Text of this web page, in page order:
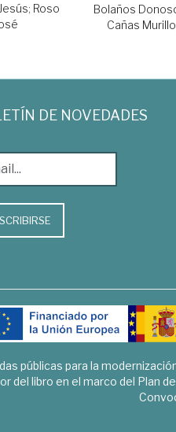
; Roso
Bolaños
Cañas
DE NOVEDADES
públicas para la
del libro en el marco del Plan